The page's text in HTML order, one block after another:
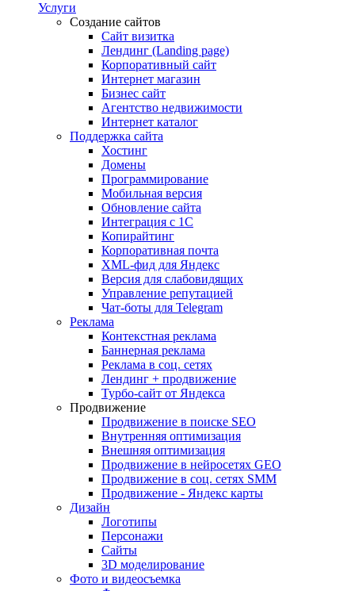
Услуги
Создание сайтов
Сайт визитка
Лендинг (Landing page)
Корпоративный сайт
Интернет магазин
Бизнес сайт
Агентство недвижимости
Интернет каталог
Поддержка сайта
Хостинг
Домены
Программирование
Мобильная версия
Обновление сайта
Интеграция с 1С
Копирайтинг
Корпоративная почта
XML-фид для Яндекс
Версия для слабовидящих
Управление репутацией
Чат-боты для Telegram
Реклама
Контекстная реклама
Баннерная реклама
Реклама в соц. сетях
Лендинг + продвижение
Турбо-сайт от Яндекса
Продвижение
Продвижение в поиске SEO
Внутренняя оптимизация
Внешняя оптимизация
Продвижение в нейросетях GEO
Продвижение в соц. сетях SMM
Продвижение - Яндекс карты
Дизайн
Логотипы
Персонажи
Сайты
3D моделирование
Фото и видеосъемка